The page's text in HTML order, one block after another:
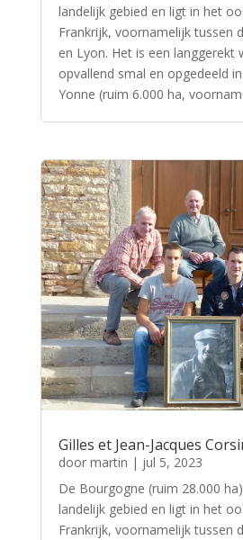
landelijk gebied en ligt in het
Frankrijk, voornamelijk tussen
en Lyon. Het is een langgerekt
opvallend smal en opgedeeld
Yonne (ruim 6.000 ha,
Gilles et Jean-Jacques
door martin | jul 5, 2023
De Bourgogne (ruim 28.000
landelijk gebied en ligt in het
Frankrijk, voornamelijk tussen